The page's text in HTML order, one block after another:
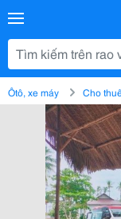
Ôtô, xe máy Cho